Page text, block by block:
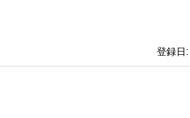
登録日: